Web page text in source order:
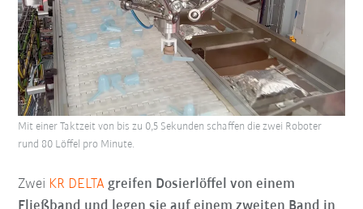
Zwei KR DELTA greifen Dosierlöffel von einem
Mit einer Taktzeit von bis zu 0,5 Sekunden schaffen die zwei Roboter
rund 80 Löffel pro Minute.